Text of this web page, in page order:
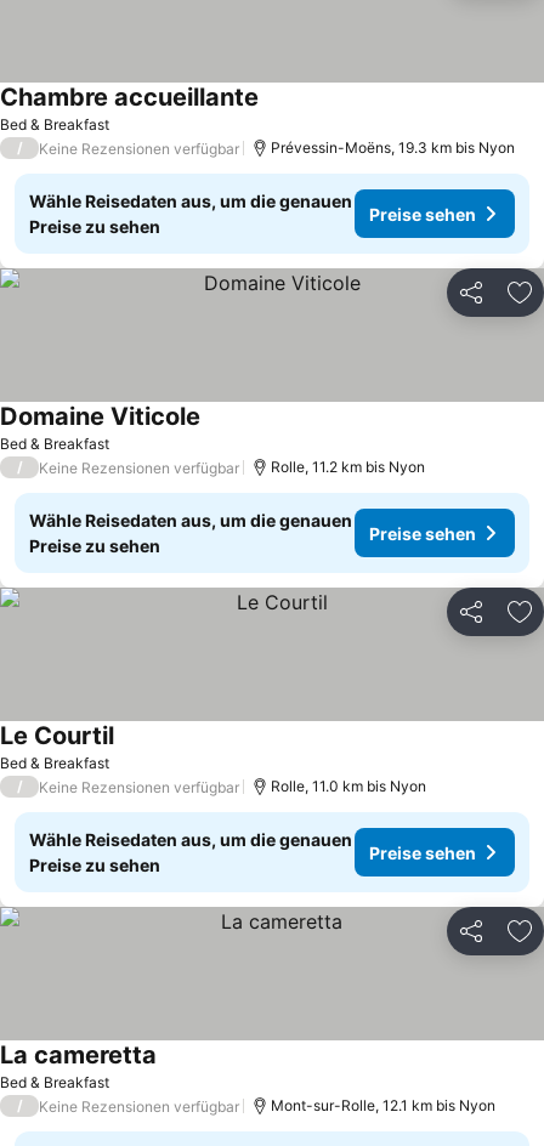
Bed & Breakfast
Chambre accueillante
/ Keine Rezensionen verfügbar Prévessin-Moëns, 19.3 km bis Nyon
Wähle Reisedaten aus, um die genauen
Preise zu sehen
Preise sehen
Teilen
Bed & Breakfast
Domaine Viticole
/ Keine Rezensionen verfügbar Rolle, 11.2 km bis Nyon
Wähle Reisedaten aus, um die genauen
Preise zu sehen
Preise sehen
Teilen
Bed & Breakfast
Le Courtil
/ Keine Rezensionen verfügbar Rolle, 11.0 km bis Nyon
Wähle Reisedaten aus, um die genauen
Preise zu sehen
Preise sehen
Teilen
Bed & Breakfast
La cameretta
/ Keine Rezensionen verfügbar Mont-sur-Rolle, 12.1 km bis Nyon